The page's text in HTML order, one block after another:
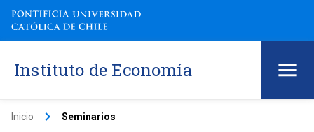
Instituto de Economía
Inicio keyboard_arrow_right Seminarios